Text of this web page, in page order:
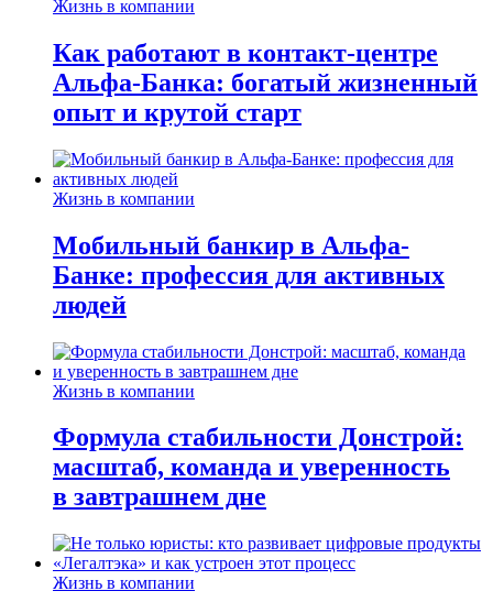
Жизнь в компании
Как работают в контакт-центре
Альфа-Банка: богатый жизненный
опыт и крутой старт
Жизнь в компании
Мобильный банкир в Альфа-
Банке: профессия для активных
людей
Жизнь в компании
Формула стабильности Донстрой:
масштаб, команда и уверенность
в завтрашнем дне
Жизнь в компании